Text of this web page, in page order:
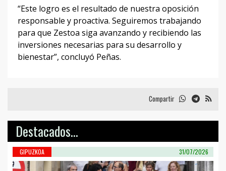
“Este logro es el resultado de nuestra oposición
responsable y proactiva. Seguiremos trabajando
para que Zestoa siga avanzando y recibiendo las
inversiones necesarias para su desarrollo y
bienestar”, concluyó Peñas.
Compartir
Destacados...
GIPUZKOA 31/07/2026